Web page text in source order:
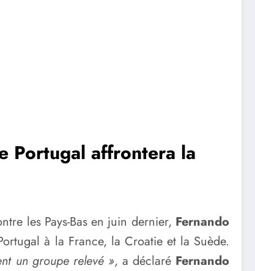
Portugal affrontera la
les Pays-Bas en juin dernier, Fernando
à la France, la Croatie et la Suède.
un groupe relevé », a déclaréFernando